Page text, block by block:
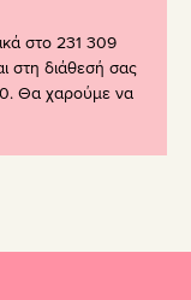
στο 231 309
στη διάθεσή σας
Θα χαρούμε να